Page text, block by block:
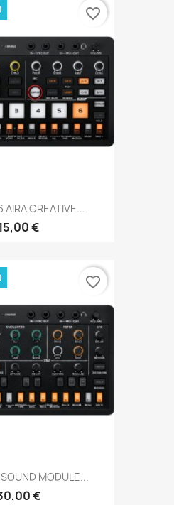
AIRA CREATIVE...
€
favorite_border
MODULE...
€
favorite_border